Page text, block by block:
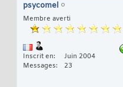
psycomel
Membre averti
Inscrit en
Juin 2004
Messages
23